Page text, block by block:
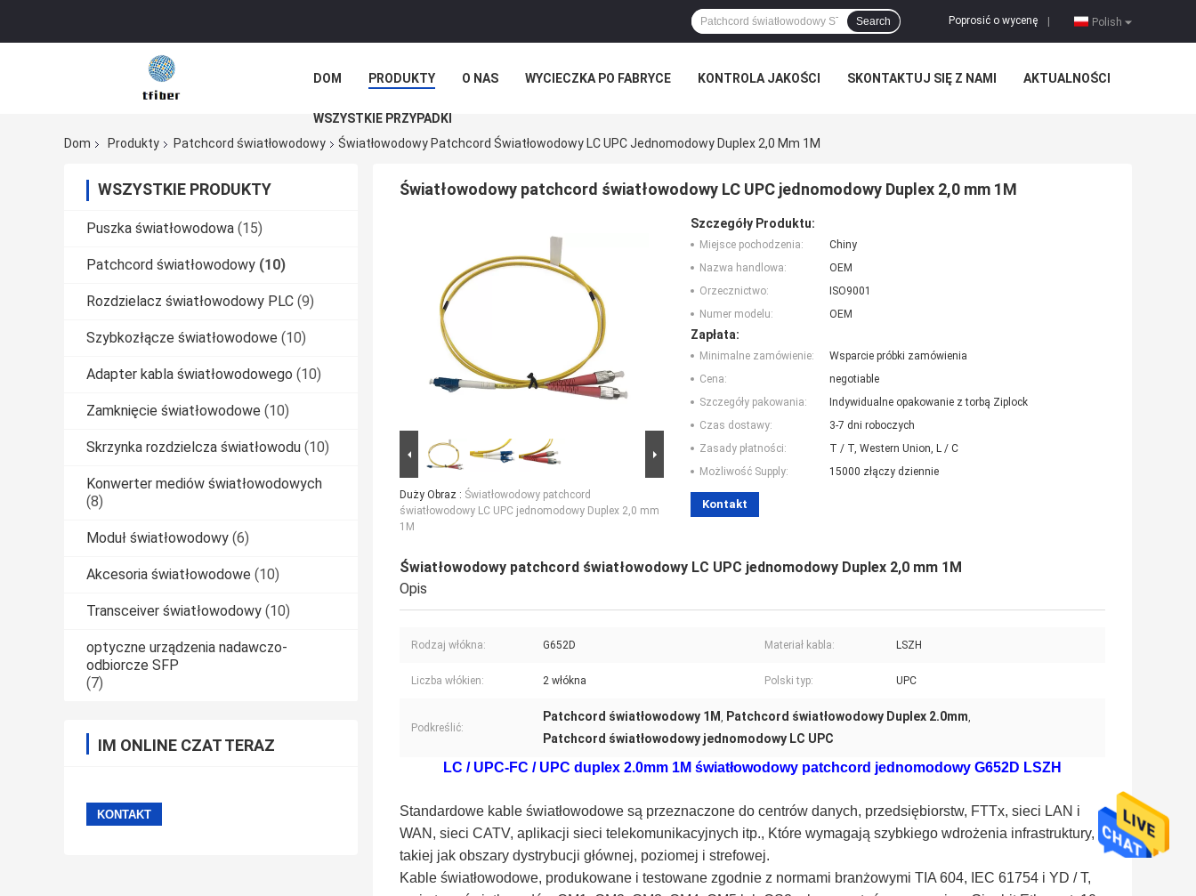
Polish
Poprosić o wycenę
Search
DOM PRODUKTY O NAS WYCIECZKA PO FABRYCE KONTROLA JAKOŚCI SKONTAKTUJ SIĘ Z NAMI AKTUALNOŚCI
WSZYSTKIE PRZYPADKI
Dom
Produkty Patchcord światłowodowy Światłowodowy Patchcord Światłowodowy LC UPC Jednomodowy Duplex 2,0 Mm 1M
WSZYSTKIE PRODUKTY
Puszka światłowodowa (15)
Patchcord światłowodowy (10)
Rozdzielacz światłowodowy PLC (9)
Szybkozłącze światłowodowe (10)
Adapter kabla światłowodowego (10)
Zamknięcie światłowodowe (10)
Skrzynka rozdzielcza światłowodu (10)
Konwerter mediów światłowodowych
(8)
Moduł światłowodowy (6)
Akcesoria światłowodowe (10)
Transceiver światłowodowy (10)
optyczne urządzenia nadawczo-
odbiorcze SFP
(7)
IM ONLINE CZAT TERAZ
Światłowodowy patchcord światłowodowy LC UPC jednomodowy Duplex 2,0 mm 1M
Duży Obraz : Światłowodowy patchcord
światłowodowy LC UPC jednomodowy Duplex 2,0 mm
1M
Szczegóły Produktu:
Miejsce pochodzenia:
Chiny
Nazwa handlowa:
OEM
Orzecznictwo:
ISO9001
Numer modelu:
OEM
Zapłata:
Minimalne zamówienie:
Wsparcie próbki zamówienia
Cena:
negotiable
Szczegóły pakowania:
Indywidualne opakowanie z torbą Ziplock
Czas dostawy:
3-7 dni roboczych
Zasady płatności:
T / T, Western Union, L / C
Możliwość Supply:
15000 złączy dziennie
Kontakt
Światłowodowy patchcord światłowodowy LC UPC jednomodowy Duplex 2,0 mm 1M
Opis
Rodzaj włókna: G652D Materiał kabla: LSZH
Liczba włókien: 2 włókna Polski typ: UPC
Podkreślić:
Patchcord światłowodowy 1M , Patchcord światłowodowy Duplex 2.0mm,
Patchcord światłowodowy jednomodowy LC UPC
LC / UPC-FC / UPC duplex 2.0mm 1M światłowodowy patchcord jednomodowy G652D LSZH
Standardowe kable światłowodowe są przeznaczone do centrów danych, przedsiębiorstw, FTTx, sieci LAN i
WAN, sieci CATV, aplikacji sieci telekomunikacyjnych itp., Które wymagają szybkiego wdrożenia infrastruktury,
takiej jak obszary dystrybucji głównej, poziomej i strefowej.
Kable światłowodowe, produkowane i testowane zgodnie z normami branżowymi TIA 604, IEC 61754 i YD / T,